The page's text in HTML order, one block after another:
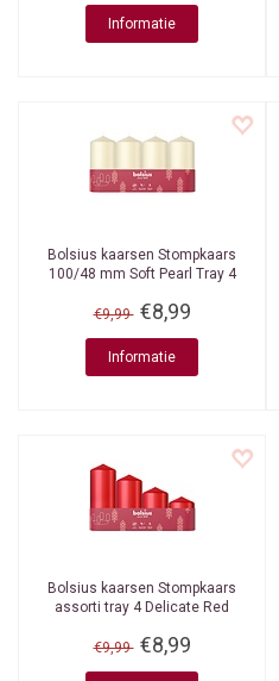
Informatie
Bolsius kaarsen Stompkaars
100/48 mm Soft Pearl Tray 4
€9,99 €8,99
Informatie
Bolsius kaarsen Stompkaars
assorti tray 4 Delicate Red
€9,99 €8,99